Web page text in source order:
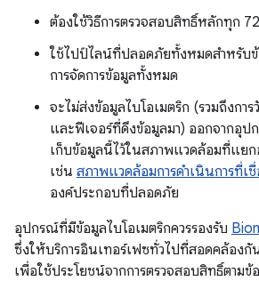
ต้องใช้วิธีการตรวจสอบสิทธิ์หลักทุก
ใช้ไปป์ไลน์ที่ปลอดภัยทั้งหมดสำหรับข้
การจัดการข้อมูลทั้งหมด
จะไม่ส่งข้อมูลไบโอเมตริก (รวมถึงกา
และฟีเจอร์ที่ดึงข้อมูลมา) ออกจากอุ
เก็บข้อมูลนี้ไว้ในสภาพแวดล้อมที่แย
เช่น สภาพแวดล้อมการดำเนินการที่เ
องค์ประกอบที่ปลอดภัย
อุปกรณ์ที่มีข้อมูลไบโอเมตริกควรรองรับ
ซึ่งให้บริการอินเทอร์เฟซทั่วไปที่สอดคล้อง
เพื่อใช้ประโยชน์จากการตรวจสอบสิทธิ์ตาม